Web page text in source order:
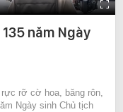
năm Ngày
rỡ cờ hoa, băng rôn,
Ngày sinh Chủ tịch